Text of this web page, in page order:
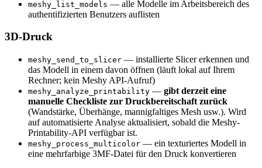
meshy_list_models — alle Modelle im Arbeitsbereich des
authentifizierten Benutzers auflisten
3D-Druck
meshy_send_to_slicer — installierte Slicer erkennen und
das Modell in einem davon öffnen (läuft lokal auf Ihrem
Rechner; kein Meshy API-Aufruf)
meshy_analyze_printability — gibt derzeit eine
manuelle Checkliste zur Druckbereitschaft zurück
(Wandstärke, Überhänge, mannigfaltiges Mesh usw.). Wird
auf automatisierte Analyse aktualisiert, sobald die Meshy-
Printability-API verfügbar ist.
meshy_process_multicolor — ein texturiertes Modell in
eine mehrfarbige 3MF-Datei für den Druck konvertieren